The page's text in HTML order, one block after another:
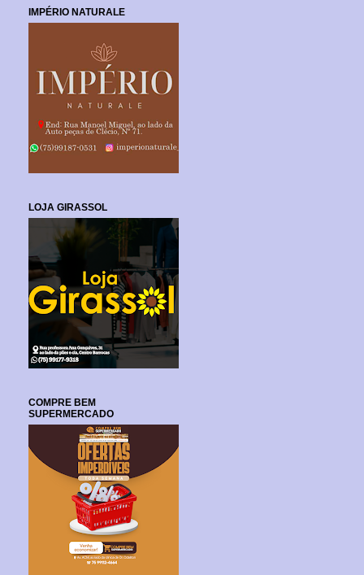
IMPÉRIO NATURALE
LOJA GIRASSOL
COMPRE BEM
SUPERMERCADO